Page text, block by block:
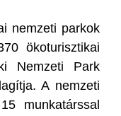
nemzeti parkok
ökoturisztikai
Nemzeti Park
A nemzeti
munkatárssal